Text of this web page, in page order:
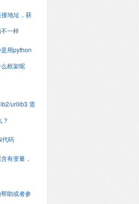
地址，获
一样
用python
框架呢
urllib3 需
代码
有变量，
助或者参